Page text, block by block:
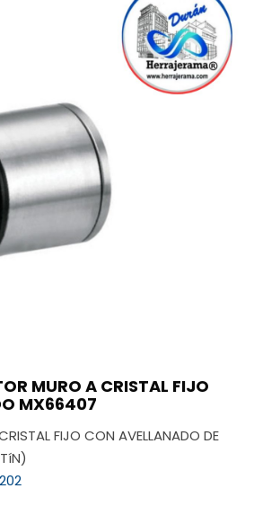
MURO A CRISTAL FIJO
MX66407
FIJO CON AVELLANADO DE